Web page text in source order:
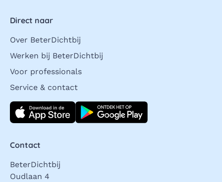
Direct naar
Over BeterDichtbij
Werken bij BeterDichtbij
Voor professionals
Service & contact
Download direct
Contact
BeterDichtbij
Oudlaan 4